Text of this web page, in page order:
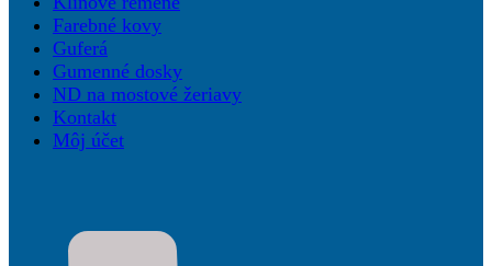
Farebné kovy
Guferá
Gumenné dosky
ND na mostové žeriavy
Kontakt
Môj účet